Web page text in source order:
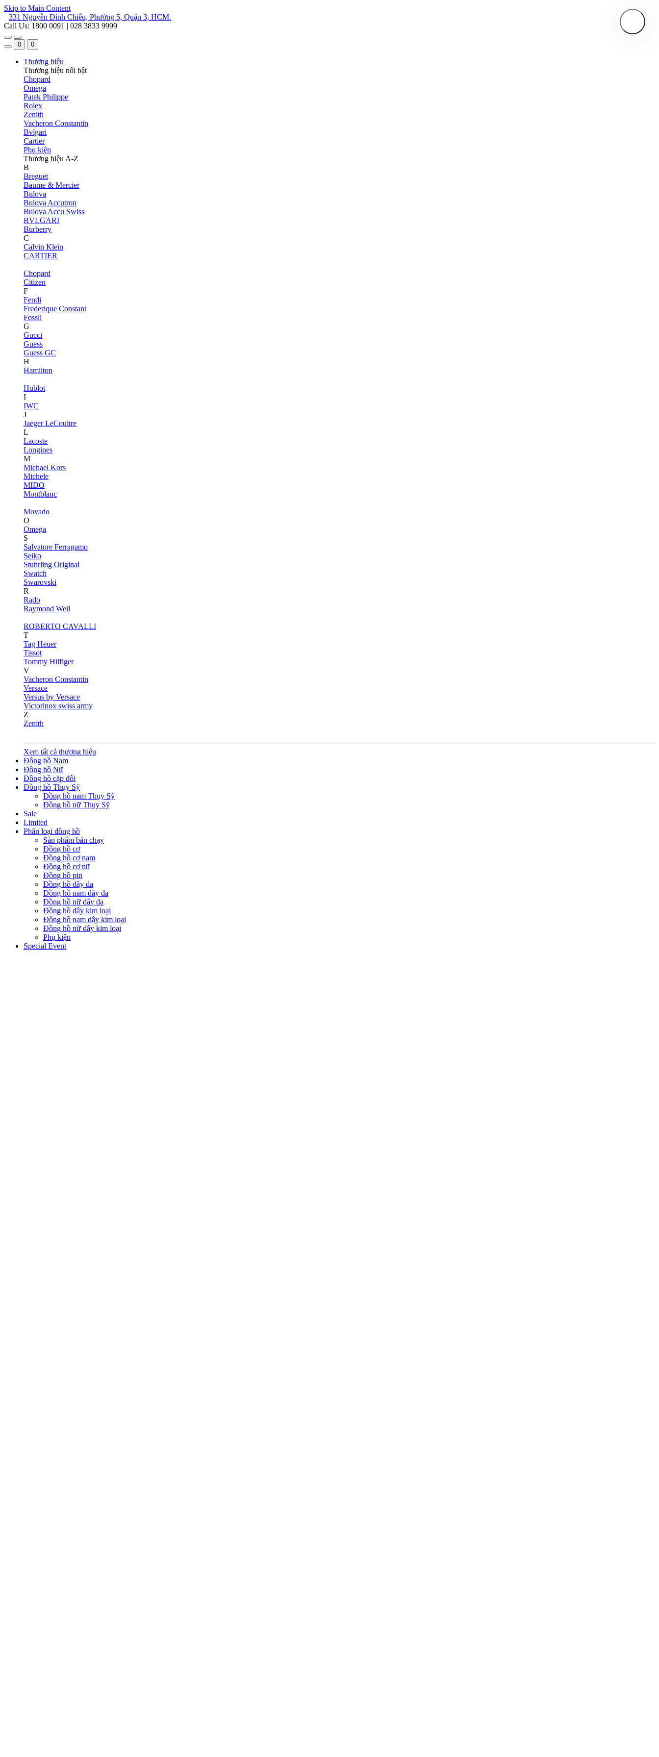
Skip to Main Content
331 Nguyễn Đình Chiểu, Phường 5, Quận 3, HCM.
Call Us: 1800 0091 | 028 3833 9999
0 0
Thương hiệu
Thương hiệu nổi bật
Chopard
Omega
Patek Philippe
Rolex
Zenith
Vacheron Constantin
Bvlgari
Cartier
Phụ kiện
Thương hiệu A-Z
B
Breguet
Baume & Mercier
Bulova
Bulova Accutron
Bulova Accu Swiss
BVLGARI
Burberry
C
Calvin Klein
CARTIER
Chopard
Citizen
F
Fendi
Frederique Constant
Fossil
G
Gucci
Guess
Guess GC
H
Hamilton
Hublot
I
IWC
J
Jaeger LeCoultre
L
Lacoste
Longines
M
Michael Kors
Michele
MIDO
Montblanc
Movado
O
Omega
S
Salvatore Ferragamo
Seiko
Stuhrling Original
Swatch
Swarovski
R
Rado
Raymond Weil
ROBERTO CAVALLI
T
Tag Heuer
Tissot
Tommy Hilfiger
V
Vacheron Constantin
Versace
Versus by Versace
Victorinox swiss army
Z
Zenith
Xem tất cả thương hiệu
Đồng hồ Nam
Đồng hồ Nữ
Đồng hồ cặp đôi
Đồng hồ Thụy Sỹ
Đồng hồ nam Thụy Sỹ
Đồng hồ nữ Thụy Sỹ
Sale
Limited
Phân loại đồng hồ
Sản phẩm bán chạy
Đồng hồ cơ
Đồng hồ cơ nam
Đồng hồ cơ nữ
Đồng hồ pin
Đồng hồ dây da
Đồng hồ nam dây da
Đồng hồ nữ dây da
Đồng hồ dây kim loại
Đồng hồ nam dây kim loại
Đồng hồ nữ dây kim loại
Phụ kiện
Special Event